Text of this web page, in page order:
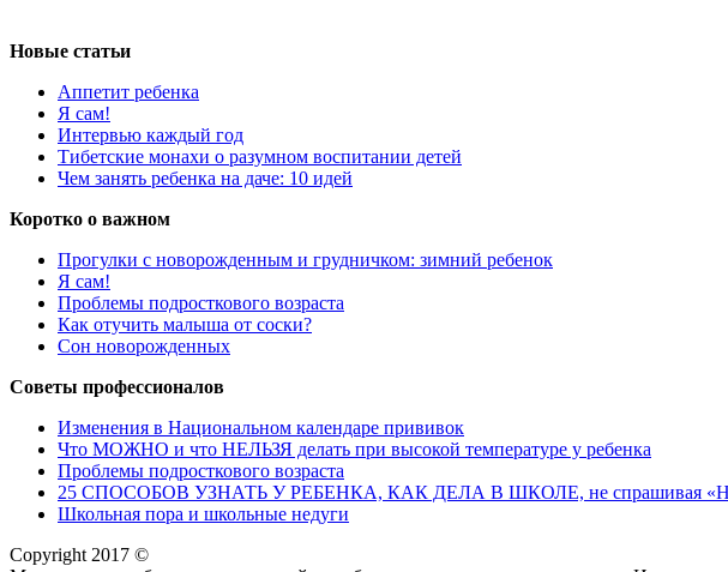
Новые статьи
Аппетит ребенка
Я сам!
Интервью каждый год
Тибетские монахи о разумном воспитании детей
Чем занять ребенка на даче: 10 идей
Коротко о важном
Прогулки с новорожденным и грудничком: зимний ребенок
Я сам!
Проблемы подросткового возраста
Как отучить малыша от соски?
Сон новорожденных
Советы профессионалов
Изменения в Национальном календаре прививок
Что МОЖНО и что НЕЛЬЗЯ делать при высокой температуре у ребенка
Проблемы подросткового возраста
25 СПОСОБОВ УЗНАТЬ У РЕБЕНКА, КАК ДЕЛА В ШКОЛЕ, не спрашивая «Ну
Школьная пора и школьные недуги
Copyright 2017 ©